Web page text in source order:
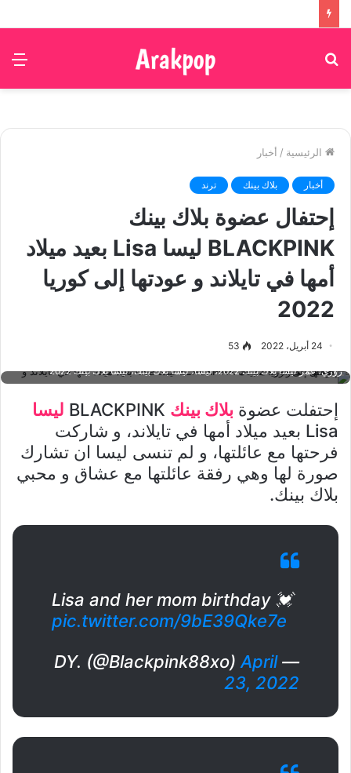
الرئيسية / أخبار
أخبار بلاك بينك ترند
إحتفال عضوة بلاك بينك
BLACKPINK ليسا Lisa بعيد ميلاد
أمها في تايلاند و عودتها إلى كوريا
2022
24 أبريل، 2022 53
arakpop، BLACKPINK، BLINKS، Jennie، Jisoo، Lisa، lisa 2022، lisa
روزي، عمر ليسا بلاك بينك 2022، ليسا، ليسا بلاك بينك، ليسا بلاك بينك 2022
إحتفلت عضوة بلاك بينك
ليسا
Lisa بعيد ميلاد أمها في تايلاند، و شاركت
فرحتها مع عائلتها، و لم تنسى ليسا ان تشارك
صورة لها وهي رفقة عائلتها مع عشاق و محبي
بلاك بينك.
Lisa and her mom birthday 💓
pic.twitter.com/9bE39Qke7e
— DY. (@Blackpink88xo)
April
23, 2022